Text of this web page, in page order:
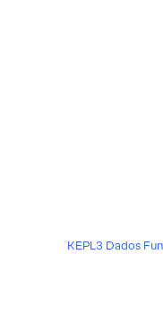
KEPL3 Dados